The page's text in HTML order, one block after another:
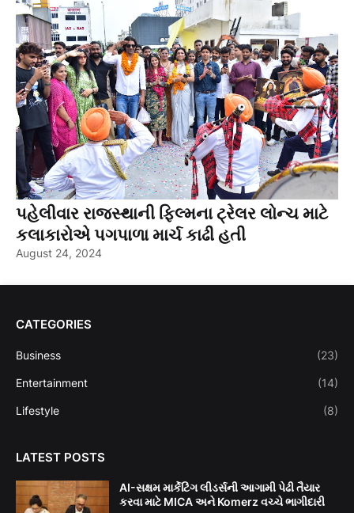
પહેલીવાર રાજસ્થાની ફિલ્મના ટ્રેલર લોન્ચ માટે
કલાકારોએ પગપાળા માર્ચ કાઢી હતી
August 24, 2024
CATEGORIES
Business (23)
Entertainment (14)
Lifestyle (8)
LATEST POSTS
AI-સક્ષમ માર્કેટિંગ લીડર્સની આગામી પેઢી તૈયાર
કરવા માટે MICA અને Komerz વચ્ચે ભાગીદારી